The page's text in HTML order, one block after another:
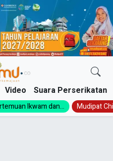
Video Suara Perserikatan
Ikwam dan... Mudipat